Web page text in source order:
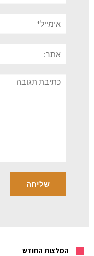
תגובה
המלצות החודש